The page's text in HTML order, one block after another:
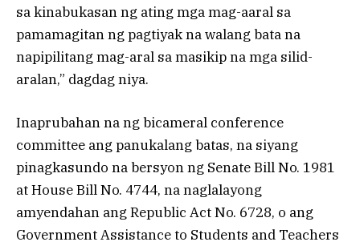
sa kinabukasan ng ating mga mag-aaral sa
pamamagitan ng pagtiyak na walang bata na
napipilitang mag-aral sa masikip na mga silid-
aralan,” dagdag niya.
Inaprubahan na ng bicameral conference
committee ang panukalang batas, na siyang
pinagkasundo na bersyon ng Senate Bill No. 1981
at House Bill No. 4744, na naglalayong
amyendahan ang Republic Act No. 6728, o ang
Government Assistance to Students and Teachers